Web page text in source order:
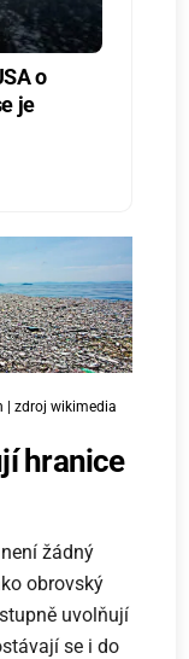
o
je
| zdroj wikimedia
hranice
žádný
obrovský
uvolňují
se i do